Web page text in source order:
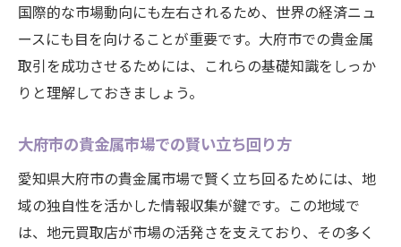
国際的な市場動向にも左右されるため、世界の経済ニュ
ースにも目を向けることが重要です。大府市での貴金属
取引を成功させるためには、これらの基礎知識をしっか
りと理解しておきましょう。
大府市の貴金属市場での賢い立ち回り方
愛知県大府市の貴金属市場で賢く立ち回るためには、地
域の独自性を活かした情報収集が鍵です。この地域で
は、地元買取店が市場の活発さを支えており、その多く